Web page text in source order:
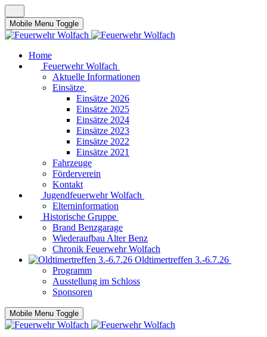
Mobile Menu Toggle
Home
Feuerwehr Wolfach
Aktuelle Informationen
Einsätze
Einsätze 2026
Einsätze 2025
Einsätze 2024
Einsätze 2023
Einsätze 2022
Einsätze 2021
Fahrzeuge
Förderverein
Kontakt
Jugendfeuerwehr Wolfach
Elterninformation
Historische Gruppe
Brand Benzgarage
Wiederaufbau Alter Benz
Chronik Feuerwehr Wolfach
Oldtimertreffen 3.-6.7.26
Programm
Ausstellung im Schloss
Sponsoren
Mobile Menu Toggle